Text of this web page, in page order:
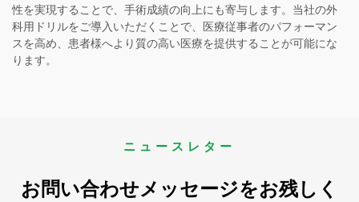
性を実現することで、手術成績の向上にも寄与します。当社の外
科用ドリルをご導入いただくことで、医療従事者のパフォーマン
スを高め、患者様へより質の高い医療を提供することが可能にな
ります。
ニュースレター
お問い合わせメッセージをお残しく